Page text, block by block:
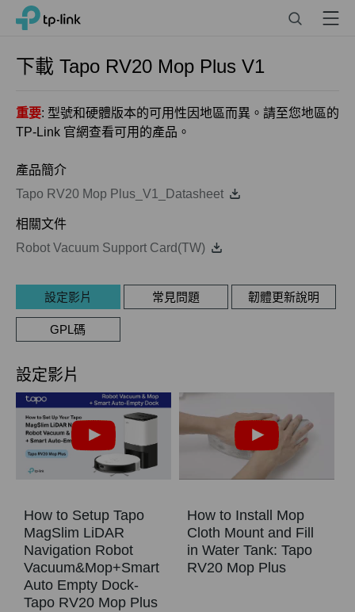
Click
navigation
TP-Link, Reliably Smart Menu
下載 Tapo RV20 Mop Plus V1
重要: 型號和硬體版本的可用性因地區而異。請至您地區的
TP-Link 官網查看可用的產品。
產品簡介
Tapo RV20 Mop Plus_V1_Datasheet
相關文件
Robot Vacuum Support Card(TW)
設定影片 常見問題 韌體更新說明
GPL碼
設定影片
How to Setup Tapo
MagSlim LiDAR
Navigation Robot
Vacuum&Mop+Smart
Auto Empty Dock-
Tapo RV20 Mop Plus
How to Install Mop
Cloth Mount and Fill
in Water Tank: Tapo
RV20 Mop Plus